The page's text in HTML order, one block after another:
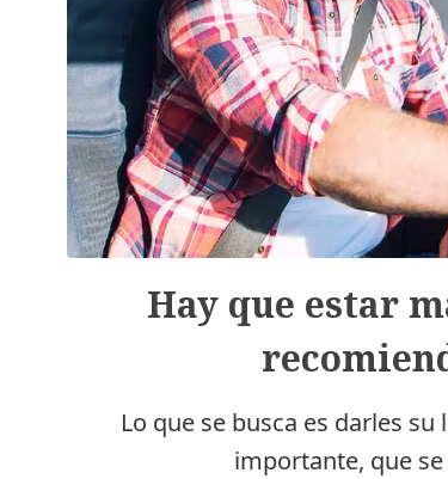
Hay que estar
Lo que se busca es darles
importante, que